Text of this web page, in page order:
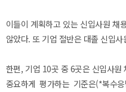
이들이 계획하고 있는 신입사원 채
않았다. 또 기업 절반은 대졸 신입
한편, 기업 10곳 중 6곳은 신입사원
중요하게 평가하는 기준은(*복수